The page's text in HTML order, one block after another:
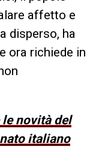
affetto e
disperso, ha
ora richiede in
novità del
italiano